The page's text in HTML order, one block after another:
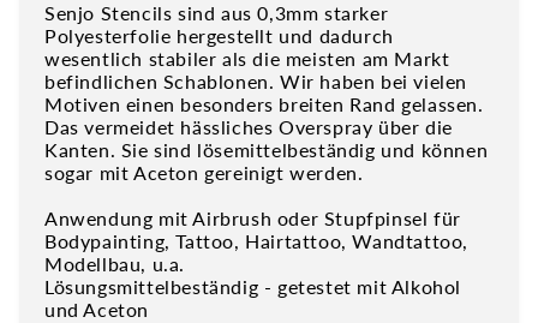
Senjo Stencils sind aus 0,3mm starker
Polyesterfolie hergestellt und dadurch
wesentlich stabiler als die meisten am Markt
befindlichen Schablonen. Wir haben bei vielen
Motiven einen besonders breiten Rand gelassen.
Das vermeidet hässliches Overspray über die
Kanten. Sie sind lösemittelbeständig und können
sogar mit Aceton gereinigt werden.
Anwendung mit Airbrush oder Stupfpinsel für
Bodypainting, Tattoo, Hairtattoo, Wandtattoo,
Modellbau, u.a.
Lösungsmittelbeständig - getestet mit Alkohol
und Aceton